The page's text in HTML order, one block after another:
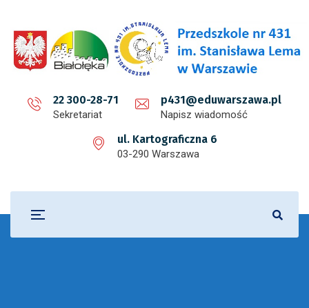
22 300-28-71
Sekretariat
p431@eduwarszawa.pl
Napisz wiadomość
ul. Kartograficzna 6
03-290 Warszawa